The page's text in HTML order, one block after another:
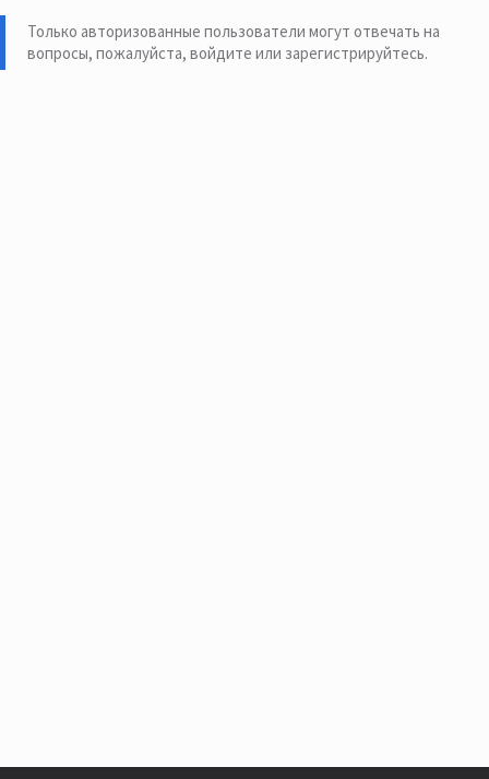
Только авторизованные пользователи могут отвечать на
вопросы, пожалуйста, войдите или зарегистрируйтесь.